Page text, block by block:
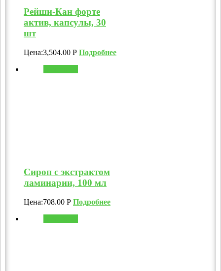
Рейши-Кан форте
актив, капсулы, 30
шт
Цена:3,504.00 Р Подробнее
Сироп с экстрактом
ламинарии, 100 мл
Цена:708.00 Р Подробнее